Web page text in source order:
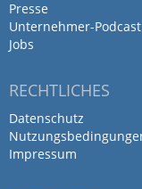
Presse
Unternehmer-Podcast
Jobs
RECHTLICHES
Datenschutz
Impressum